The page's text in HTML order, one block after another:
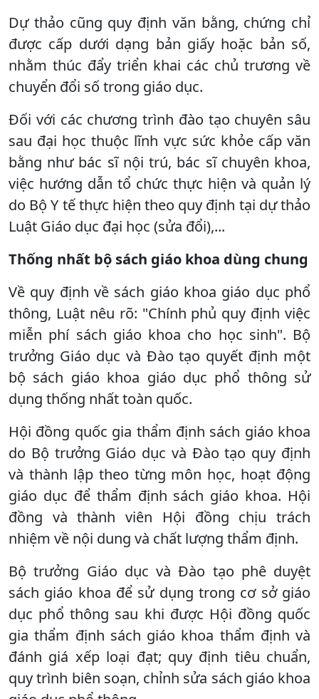
Dự thảo cũng quy định văn bằng, chứng chỉ
được cấp dưới dạng bản giấy hoặc bản số,
nhằm thúc đẩy triển khai các chủ trương về
chuyển đổi số trong giáo dục.
Đối với các chương trình đào tạo chuyên sâu
sau đại học thuộc lĩnh vực sức khỏe cấp văn
bằng như bác sĩ nội trú, bác sĩ chuyên khoa,
việc hướng dẫn tổ chức thực hiện và quản lý
do Bộ Y tế thực hiện theo quy định tại dự thảo
Luật Giáo dục đại học (sửa đổi),...
Thống nhất bộ sách giáo khoa dùng chung
Về quy định về sách giáo khoa giáo dục phổ
thông, Luật nêu rõ: "Chính phủ quy định việc
miễn phí sách giáo khoa cho học sinh". Bộ
trưởng Giáo dục và Đào tạo quyết định một
bộ sách giáo khoa giáo dục phổ thông sử
dụng thống nhất toàn quốc.
Hội đồng quốc gia thẩm định sách giáo khoa
do Bộ trưởng Giáo dục và Đào tạo quy định
và thành lập theo từng môn học, hoạt động
giáo dục để thẩm định sách giáo khoa. Hội
đồng và thành viên Hội đồng chịu trách
nhiệm về nội dung và chất lượng thẩm định.
Bộ trưởng Giáo dục và Đào tạo phê duyệt
sách giáo khoa để sử dụng trong cơ sở giáo
dục phổ thông sau khi được Hội đồng quốc
gia thẩm định sách giáo khoa thẩm định và
đánh giá xếp loại đạt; quy định tiêu chuẩn,
quy trình biên soạn, chỉnh sửa sách giáo khoa